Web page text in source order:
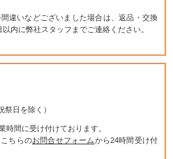
違いなどございました場合は、返品・交換
内に弊社スタッフまでご連絡ください。
日を除く）
時間に受け付けております。
ちらのお問合せフォームから24時間受け付